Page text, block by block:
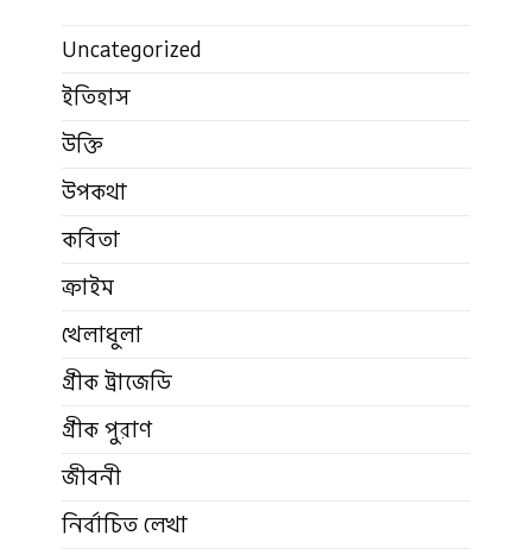
Uncategorized
ইতিহাস
উক্তি
উপকথা
কবিতা
ক্রাইম
খেলাধুলা
গ্রীক ট্রাজেডি
গ্রীক পুরাণ
জীবনী
নির্বাচিত লেখা